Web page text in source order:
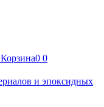
Корзина0 0